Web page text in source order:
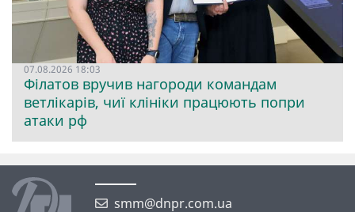
07.08.2026 18:03
Філатов вручив нагороди командам
ветлікарів, чиї клініки працюють попри
атаки рф
smm@dnpr.com.ua